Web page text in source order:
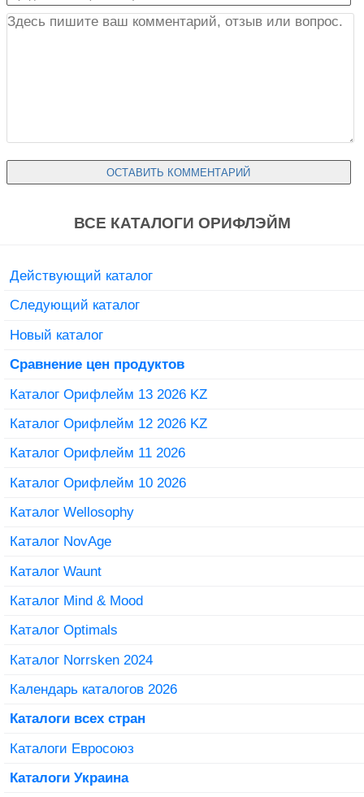
ВСЕ КАТАЛОГИ ОРИФЛЭЙМ
Действующий каталог
Следующий каталог
Новый каталог
Сравнение цен продуктов
Каталог Орифлейм 13 2026 KZ
Каталог Орифлейм 12 2026 KZ
Каталог Орифлейм 11 2026
Каталог Орифлейм 10 2026
Каталог Wellosophy
Каталог NovAge
Каталог Waunt
Каталог Mind & Mood
Каталог Optimals
Каталог Norrsken 2024
Календарь каталогов 2026
Каталоги всех стран
Каталоги Евросоюз
Каталоги Украина